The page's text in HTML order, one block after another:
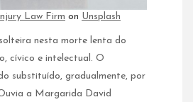
Law Firm on Unsplash
nesta morte lenta do
cívico e intelectual. O
substituído, gradualmente, por
a Margarida David